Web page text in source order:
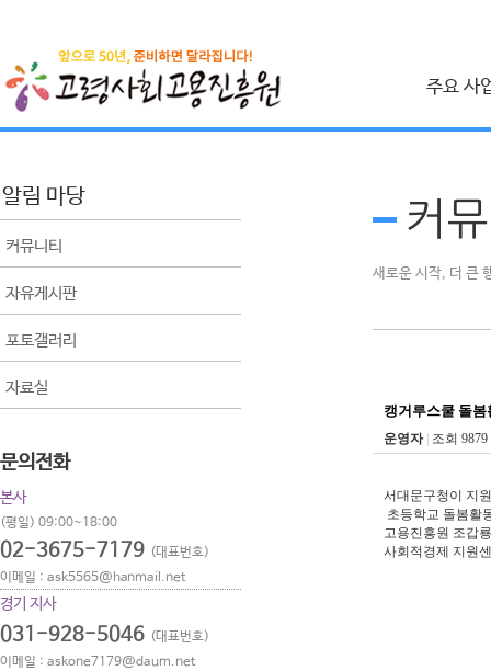
주요 사
건설근로자 취업
사회공헌 사업
생애 설계 컨설팅
알림 마당
커뮤니티
자유게시판
포토갤러리
자료실
문의전화
본사
(평일) 09:00~18:00
02-3675-7179 (대표번호)
이메일 : ask5565@hanmail.net
경기 지사
031-928-5046 (대표번호)
이메일 : askone7179@daum.net
커
새로운 시작, 더 큰
캥거루스쿨 돌
운영자 조회 9879
서대문구청이 지
초등학교 돌봄활
고용진흥원 조갑
사회적경제 지원